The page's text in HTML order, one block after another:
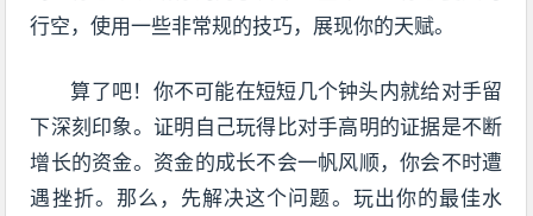
行空，使用一些非常规的技巧，展现你的天赋。
算了吧！你不可能在短短几个钟头内就给对手留
下深刻印象。证明自己玩得比对手高明的证据是不断
增长的资金。资金的成长不会一帆风顺，你会不时遭
遇挫折。那么，先解决这个问题。玩出你的最佳水